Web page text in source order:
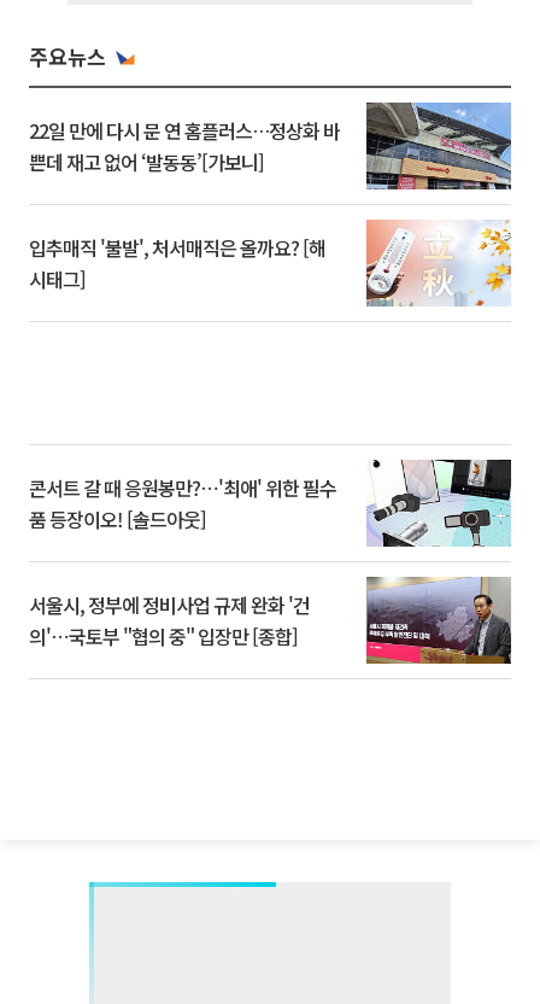
주요뉴스
22일 만에 다시 문 연 홈플러스…정상화 바
쁜데 재고 없어 ‘발동동’[가보니]
입추매직 '불발', 처서매직은 올까요? [해
시태그]
콘서트 갈 때 응원봉만?⋯'최애' 위한 필수
품 등장이오! [솔드아웃]
서울시, 정부에 정비사업 규제 완화 '건
의'⋯국토부 "협의 중" 입장만 [종합]